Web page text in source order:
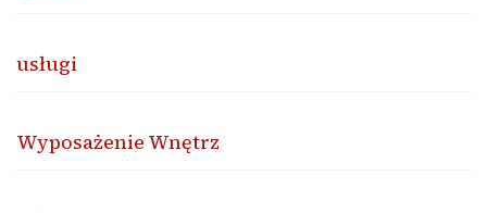
usługi
Wyposażenie Wnętrz